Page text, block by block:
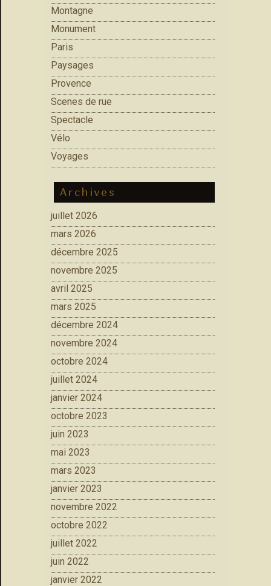
Montagne
Monument
Paris
Paysages
Provence
Scenes de rue
Spectacle
Vélo
Voyages
Archives
juillet 2026
mars 2026
décembre 2025
novembre 2025
avril 2025
mars 2025
décembre 2024
novembre 2024
octobre 2024
juillet 2024
janvier 2024
octobre 2023
juin 2023
mai 2023
mars 2023
janvier 2023
novembre 2022
octobre 2022
juillet 2022
juin 2022
janvier 2022